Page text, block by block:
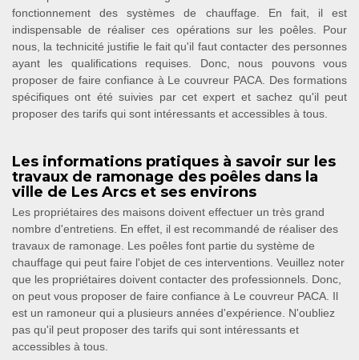
fonctionnement des systèmes de chauffage. En fait, il est
indispensable de réaliser ces opérations sur les poêles. Pour
nous, la technicité justifie le fait qu'il faut contacter des personnes
ayant les qualifications requises. Donc, nous pouvons vous
proposer de faire confiance à Le couvreur PACA. Des formations
spécifiques ont été suivies par cet expert et sachez qu'il peut
proposer des tarifs qui sont intéressants et accessibles à tous.
Les informations pratiques à savoir sur les
travaux de ramonage des poêles dans la
ville de Les Arcs et ses environs
Les propriétaires des maisons doivent effectuer un très grand
nombre d'entretiens. En effet, il est recommandé de réaliser des
travaux de ramonage. Les poêles font partie du système de
chauffage qui peut faire l'objet de ces interventions. Veuillez noter
que les propriétaires doivent contacter des professionnels. Donc,
on peut vous proposer de faire confiance à Le couvreur PACA. Il
est un ramoneur qui a plusieurs années d'expérience. N'oubliez
pas qu'il peut proposer des tarifs qui sont intéressants et
accessibles à tous.